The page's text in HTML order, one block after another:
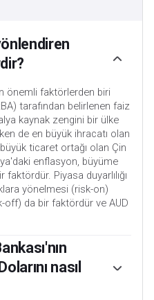
önemli faktörlerden biri
tarafından belirlenen faiz
kaynak zengini bir ülke
de en büyük ihracatı olan
ticaret ortağı olan Çin
enflasyon, büyüme
Piyasa duyarlılığı
yönelmesi (risk-on)
off) da bir faktördür ve AUD
nasıl